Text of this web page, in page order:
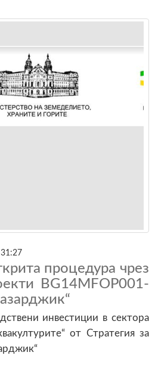
процедура чрез
BG14MFOP001-
инвестиции в сектора
от Стратегия за